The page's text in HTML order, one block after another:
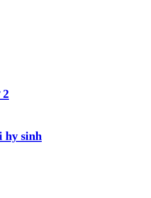
hy sinh